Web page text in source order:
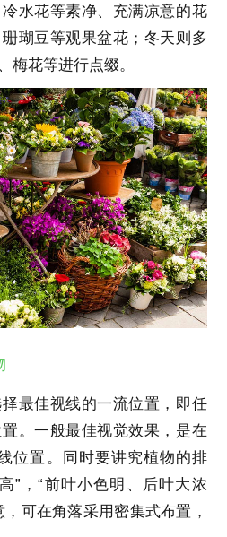
水花等素净、充满凉意的花
瑚豆等观果盆花；冬天则多
梅花等进行点缀。
最佳视线的一流位置，即任
。一般最佳视觉效果，是在
位置。同时要讲究植物的排
”，“前叶小色明、后叶大浓
可在角落采用密集式布置，